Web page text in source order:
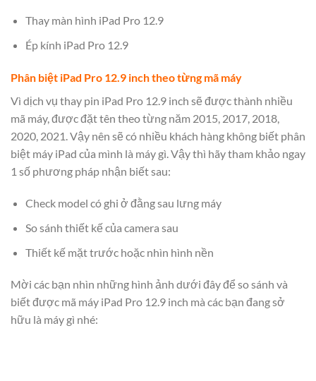
Thay màn hình iPad Pro 12.9
Ép kính iPad Pro 12.9
Phân biệt iPad Pro 12.9 inch theo từng mã máy
Vì dịch vụ thay pin iPad Pro 12.9 inch sẽ được thành nhiều
mã máy, được đặt tên theo từng năm 2015, 2017, 2018,
2020, 2021. Vậy nên sẽ có nhiều khách hàng không biết phân
biệt máy iPad của mình là máy gì. Vậy thì hãy tham khảo ngay
1 số phương pháp nhận biết sau:
Check model có ghi ở đằng sau lưng máy
So sánh thiết kế của camera sau
Thiết kế mặt trước hoặc nhìn hình nền
Mời các bạn nhìn những hình ảnh dưới đây để so sánh và
biết được mã máy iPad Pro 12.9 inch mà các bạn đang sở
hữu là máy gì nhé: